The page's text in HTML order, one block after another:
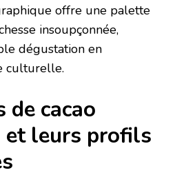
offre une palette
insoupçonnée,
dégustation en
culturelle.
de cacao
et leurs profils